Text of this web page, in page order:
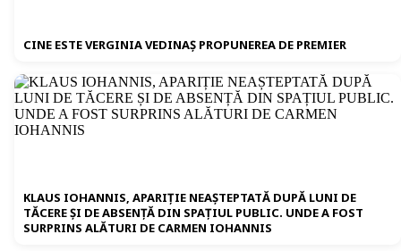
CINE ESTE VERGINIA VEDINAȘ PROPUNEREA DE PREMIER
KLAUS IOHANNIS, APARIȚIE NEAȘTEPTATĂ DUPĂ LUNI DE
TĂCERE ȘI DE ABSENȚĂ DIN SPAȚIUL PUBLIC. UNDE A FOST
SURPRINS ALĂTURI DE CARMEN IOHANNIS